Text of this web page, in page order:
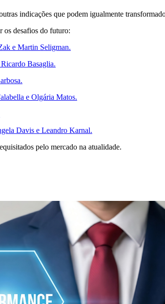
indicações que podem igualmente
os desafios do futuro:
e Martin Seligman.
Basaglia.
e Olgária Matos.
Davis e Leandro Karnal.
pelo mercado na atualidade.